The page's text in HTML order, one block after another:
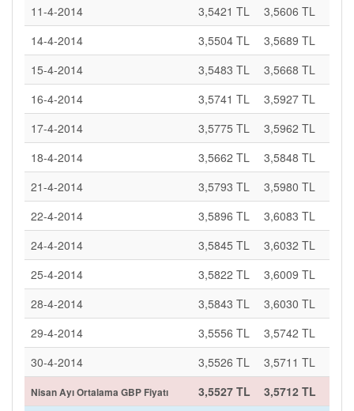
11-4-2014
3,5421 TL
3,5606 TL
14-4-2014
3,5504 TL
3,5689 TL
15-4-2014
3,5483 TL
3,5668 TL
16-4-2014
3,5741 TL
3,5927 TL
17-4-2014
3,5775 TL
3,5962 TL
18-4-2014
3,5662 TL
3,5848 TL
21-4-2014
3,5793 TL
3,5980 TL
22-4-2014
3,5896 TL
3,6083 TL
24-4-2014
3,5845 TL
3,6032 TL
25-4-2014
3,5822 TL
3,6009 TL
28-4-2014
3,5843 TL
3,6030 TL
29-4-2014
3,5556 TL
3,5742 TL
30-4-2014
3,5526 TL 3,5711 TL
Nisan Ayı Ortalama GBP Fiyatı 3,5527 TL 3,5712 TL